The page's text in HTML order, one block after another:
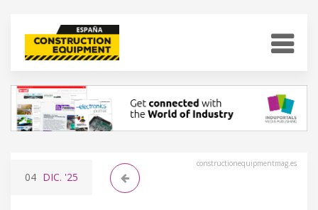
constructionequipmentmag.es
04 DIC. '25